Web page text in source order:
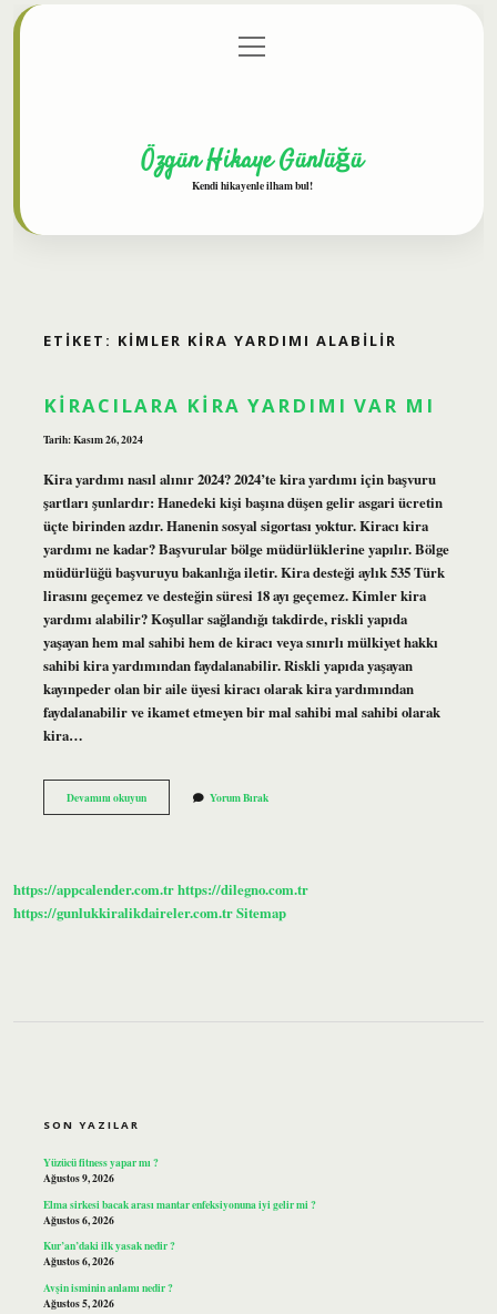
Gizlilik Politikası
menüyü
aç
Özgün Hikaye Günlüğü
Kendi hikayenle ilham bul!
ETIKET: KIMLER KIRA YARDIMI ALABILIR
KIRACILARA KIRA YARDIMI VAR MI
Tarih: Kasım 26, 2024
Kira yardımı nasıl alınır 2024? 2024’te kira yardımı için başvuru
şartları şunlardır: Hanedeki kişi başına düşen gelir asgari ücretin
üçte birinden azdır. Hanenin sosyal sigortası yoktur. Kiracı kira
yardımı ne kadar? Başvurular bölge müdürlüklerine yapılır. Bölge
müdürlüğü başvuruyu bakanlığa iletir. Kira desteği aylık 535 Türk
lirasını geçemez ve desteğin süresi 18 ayı geçemez. Kimler kira
yardımı alabilir? Koşullar sağlandığı takdirde, riskli yapıda
yaşayan hem mal sahibi hem de kiracı veya sınırlı mülkiyet hakkı
sahibi kira yardımından faydalanabilir. Riskli yapıda yaşayan
kayınpeder olan bir aile üyesi kiracı olarak kira yardımından
faydalanabilir ve ikamet etmeyen bir mal sahibi mal sahibi olarak
kira…
Devamını okuyunKiracılara
Kira
Yorum Bırak
https://appcalender.com.trhttps://dilegno.com.tr
https://gunlukkiralikdaireler.com.trSitemap
SON YAZILAR
Yüzücü fitness yapar mı ?
Ağustos 9, 2026
Elma sirkesi bacak arası mantar enfeksiyonuna iyi gelir mi ?
Ağustos 6, 2026
Kur’an’daki ilk yasak nedir ?
Ağustos 6, 2026
Avşin isminin anlamı nedir ?
Ağustos 5, 2026